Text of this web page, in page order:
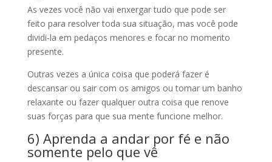
As vezes você não vai enxergar tudo que pode ser
feito para resolver toda sua situação, mas você pode
dividi-la em pedaços menores e focar no momento
presente.
Outras vezes a única coisa que poderá fazer é
descansar ou sair com os amigos ou tomar um banho
relaxante ou fazer qualquer outra coisa que renove
suas forças para que sua mente funcione melhor.
6) Aprenda a andar por fé e não
somente pelo que vê